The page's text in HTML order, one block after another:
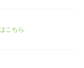
こちら